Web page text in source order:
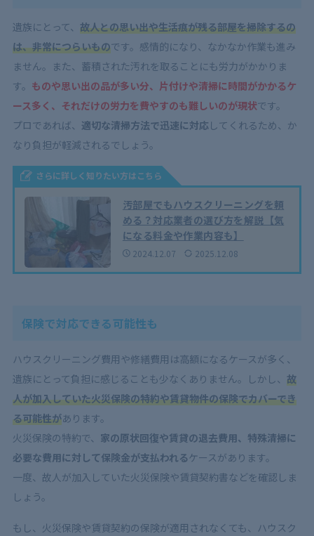
遺族にとって、 故人との思い出や生活痕が残る部屋を掃除するの
は、非常につらいものです。感情的になり、なかなか作業も進み
ません。また、蓄積された汚れを取ることにも労力がかかりま
す。 ものや思い出の品が多い分、片付けや清掃に時間がかかるケ
ース多く、それだけの労力を費やすのも難しいのが現状です。
プロであれば、 適切な清掃方法で迅速に対応 してくれるため、か
なり負担が軽減されるでしょう。
さらに詳しく知りたい方はこちら
汚部屋でもハウスクリーニングを頼
める？対応業者の選び方を解説【気
になる料金や作業内容も】
2024.12.07 2025.12.08
保険で対応できる可能性も
ハウスクリーニング費用や修繕費用は高額になるケースが多く、
遺族にとって負担に感じることも少なくありません。しかし、 故
人が加入していた火災保険の特約や賃貸物件の保険でカバーでき
る可能性があります。
火災保険の特約で、 家の原状回復や賃貸の退去費用、特殊清掃に
必要な費用に対して保険金が支払われる ケースがあります。
一度、故人が加入していた火災保険や賃貸契約書などを確認しま
しょう。
もし、火災保険や賃貸契約の保険が適用されなくても、ハウスク